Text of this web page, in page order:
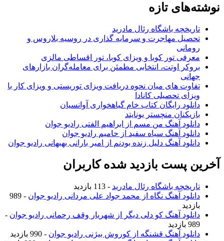
تازه
باشگاه رئال مادرید
مهاجرت و سرمایه گذاری در روسیه بلاروس و
تور کوبا و ویزای کوبا، تور اقساطی مالزی
اوتت، انتخابی مطمئن برای معامله‌گران بازارهای
های میان نحوه دریافت ویزای توریستی و ویزای کار با
تحصیلی کانادا
رایگان کتاب خام گیاهخواری آوانسیان
منچستر یونایتد
آهنگ من مسم از ابراهیم الفتی رادیو جوان
آهنگ سیاه سفید از حامیم رادیو جوان
آهنگ دلیل زنده بودنم از امیر بارانی بهبهانی رادیو جوان
پست بازدید شده کاربران
باشگاه رئال مادرید- 113 بازدید
آهنگ نگاه از محمد جواد علی مردانی رادیو جوان
- 989
آهنگ کو دلی دیگر از شهریار وقف رحمانی رادیو جوان -
آهنگ قشنگه از کوروش بیژنی رادیو جوان - 990 بازدید